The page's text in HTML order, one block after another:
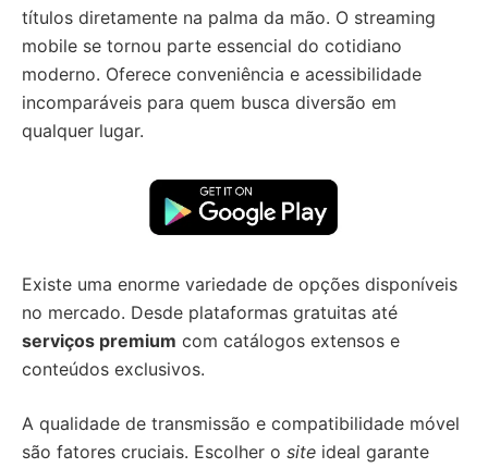
títulos diretamente na palma da mão. O streaming
mobile se tornou parte essencial do cotidiano
moderno. Oferece conveniência e acessibilidade
incomparáveis para quem busca diversão em
qualquer lugar.
Existe uma enorme variedade de opções disponíveis
no mercado. Desde plataformas gratuitas até
serviços premium com catálogos extensos e
conteúdos exclusivos.
A qualidade de transmissão e compatibilidade móvel
são fatores cruciais. Escolher o site ideal garante